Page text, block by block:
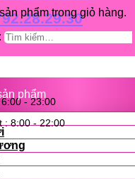
- 23:00
: 8:00 - 22:00
phẩm trong giỏ hàng.
phẩm